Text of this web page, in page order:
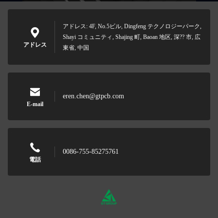
アドレス
アドレス: 4F, No.5ビル, Dingfeng テクノロジーパーク,
Shayi コミュニティ, Shajing 町, Baoan 地区, 深?? 市, 広
東省, 中国
E-mail
eren.chen@gtpcb.com
電話
0086-755-85275761